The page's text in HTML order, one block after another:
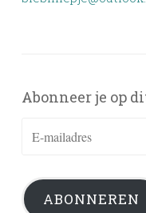
Abonneer je op
ABONNEREN